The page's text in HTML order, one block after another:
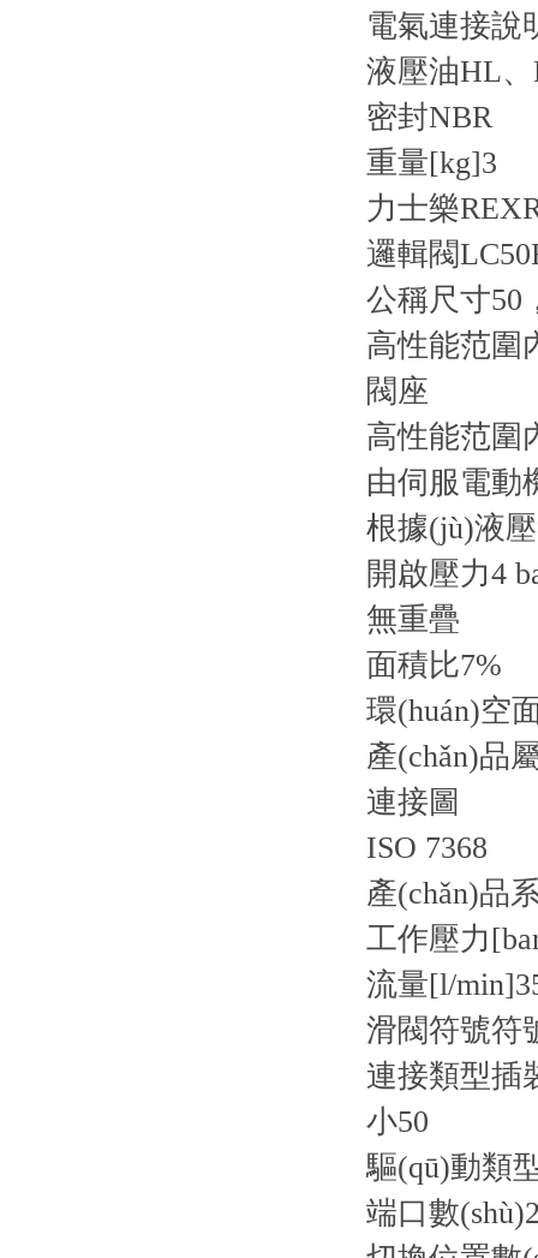
電氣連接說
液壓油HL、
密封NBR
重量[kg]3
力士樂
邏輯閥
公稱尺寸50
高性能范圍
閥座
高性能范圍
由伺服電動
根據(jù)液
開啟壓力4
無重疊
面積比7%
環(huán)空
產(chǎn)品
連接圖
ISO 7368
產(chǎn)品
工作壓力
流量[l/min]
滑閥符號符
連接類型插
小50
驅(qū)動類
端口數(shù)